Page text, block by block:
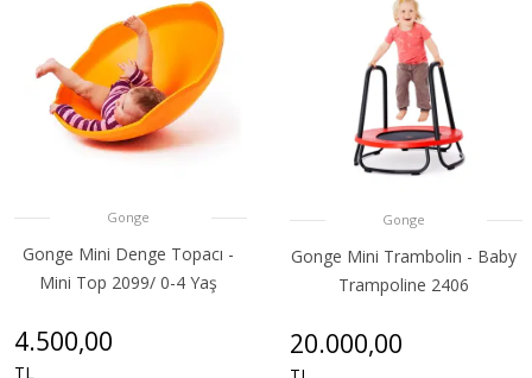
Gonge
Gonge Mini Denge Topacı -
Mini Top 2099/ 0-4 Yaş
4.500,00
TL
Gonge
Gonge Mini Trambolin - Baby
Trampoline 2406
20.000,00